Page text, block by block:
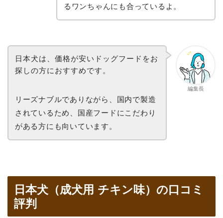
るワンちゃんにも合っているよ。
編集長
日本犬は、価格が安いドッグフードをお
探しの方におすすめです。
リーズナブルでありながら、国内で製造
されているため、国産フードにこだわり
がある方にも向いています。
日本犬（成犬用 チキン味）の口コミ
評判